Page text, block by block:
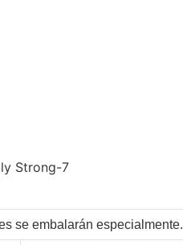
se embalarán especialmente.